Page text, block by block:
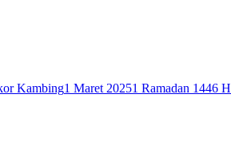
Kambing1 Maret 20251 Ramadan 1446 H